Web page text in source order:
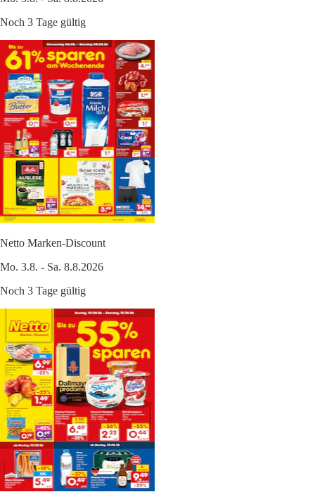
Noch 3 Tage gültig
Netto Marken-Discount
Mo. 3.8. - Sa. 8.8.2026
Noch 3 Tage gültig